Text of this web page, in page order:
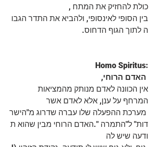
כולת להחזיק את המתח ,
בין הסופי לאינסופי, ולהביא את התדר הגבו
ה לתוך הגוף הדחוס.
Homo Spiritus:
האדם הרוחי,
אין הכוונה לאדם מנותק מהמציאות
המרחף על ענן, אלא לאדם אשר
מערכת ההפעלה שלו עברה שדרוג מ"הישר
דות" ל"התמרה ".האדם הרוחי מבין שהוא ת
ודעה שיש לה